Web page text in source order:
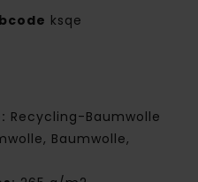
ksqe
Recycling-Baumwolle
Baumwolle,